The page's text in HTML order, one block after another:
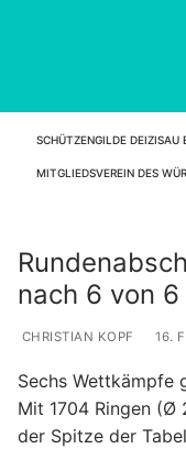
SCHÜTZENGILDE DEIZISAU
MITGLIEDSVEREIN DES
nach 6 von
CHRISTIAN KOPF 16.
Sechs Wettkämpfe
Mit 1704 Ringen (Ø
der Spitze der